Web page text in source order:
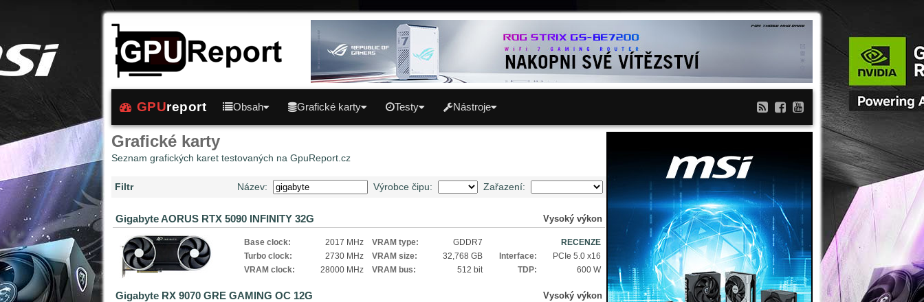
GPUreport Obsah Grafické karty Testy Nástroje
Grafické karty
Seznam grafických karet testovaných na GpuReport.cz
Filtr Název: Výrobce čipu: Zařazení:
Gigabyte AORUS RTX 5090 INFINITY 32G Vysoký výkon
Base clock:
2017 MHz
Turbo clock:
2730 MHz
VRAM clock:
28000 MHz
VRAM type:
GDDR7
VRAM size:
32,768 GB
VRAM bus:
512 bit
RECENZE
Interface:
PCIe 5.0 x16
TDP:
600 W
Gigabyte RX 9070 GRE GAMING OC 12G Vysoký výkon